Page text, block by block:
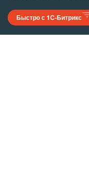
Быстро с 1С-Битрикс